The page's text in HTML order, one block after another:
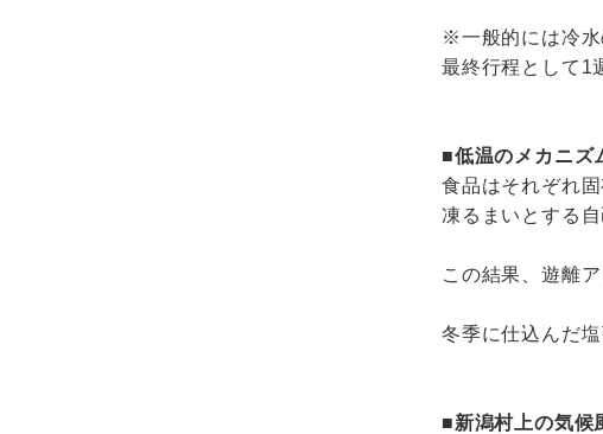
※一般的には冷水
最終行程として1
■低温のメカニズ
食品はそれぞれ
凍るまいとする
この結果、遊離
冬季に仕込んだ
■新潟村上の気候